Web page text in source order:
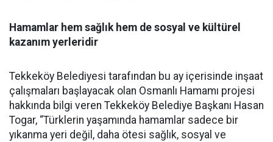
Hamamlar hem sağlık hem de sosyal ve kültürel
kazanım yerleridir
Tekkeköy Belediyesi tarafından bu ay içerisinde inşaat
çalışmaları başlayacak olan Osmanlı Hamamı projesi
hakkında bilgi veren Tekkeköy Belediye Başkanı Hasan
Togar, “Türklerin yaşamında hamamlar sadece bir
yıkanma yeri değil, daha ötesi sağlık, sosyal ve